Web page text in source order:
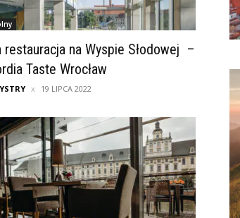
restauracja na Wyspie Słodowej –
Taste Wrocław
19 LIPCA 2022